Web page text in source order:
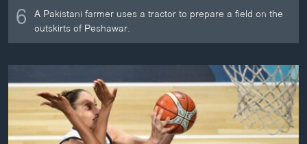
6 A Pakistani farmer uses a tractor to prepare a field on the
outskirts of Peshawar.